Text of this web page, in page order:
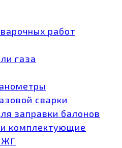
работ
газа
сварки
заправки балонов
комплектующие